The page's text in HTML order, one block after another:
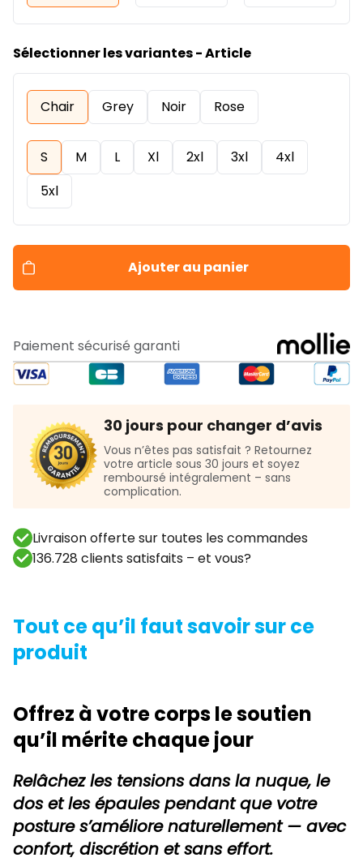
Sélectionner les variantes - Article
Chair Grey Noir Rose
S M L Xl 2xl 3xl
4xl
5xl
Ajouter au panier
Paiement sécurisé garanti
30 jours pour changer d’avis
Vous n’êtes pas satisfait ? Retournez
votre article sous 30 jours et soyez
remboursé intégralement – sans
complication.
Livraison offerte sur toutes les commandes
136.728 clients satisfaits – et vous?
Tout ce qu’il faut savoir sur ce
produit
Offrez à votre corps le soutien
qu’il mérite chaque jour
Relâchez les tensions dans la nuque, le
dos et les épaules pendant que votre
posture s’améliore naturellement — avec
confort, discrétion et sans effort.